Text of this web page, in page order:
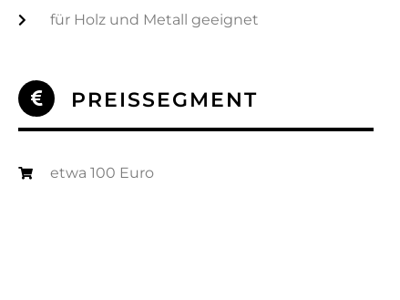
für Holz und Metall geeignet
PREISSEGMENT
etwa 100 Euro